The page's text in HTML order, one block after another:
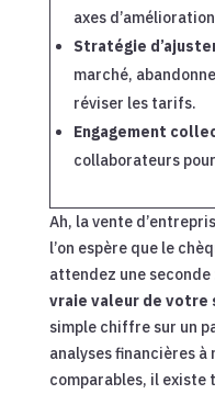
axes
Stratégie
marché,
réviser les tarifs.
Engagement
collaborateurs
Ah, la vente
l’on espère que le
attendez une seconde
vraie valeur de votre
simple chiffre sur un
analyses financières à
comparables, il existe